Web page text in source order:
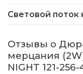
Световой поток
Отзывы о
мерцания
NIGHT 121-256-